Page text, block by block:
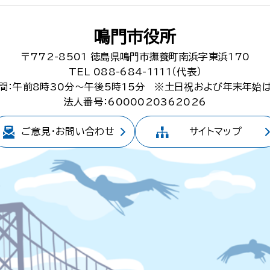
鳴門市役所
〒772-8501
徳島県鳴門市撫養町南浜字東浜170
TEL 088-684-1111（代表）
：午前8時30分～午後5時15分
※土日祝および年末年始
法人番号：6000020362026
ご意見・お問い合わせ サイトマップ